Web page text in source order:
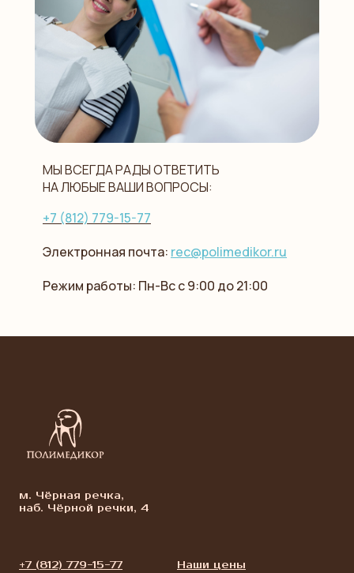
МЫ ВСЕГДА РАДЫ ОТВЕТИТЬ
НА ЛЮБЫЕ ВАШИ ВОПРОСЫ:
+7 (812) 779-15-77
Электронная почта: rec@polimedikor.ru
Режим работы: Пн-Вс с 9:00 до 21:00
м. Чёрная речка,
наб. Чёрной речки, 4
+7 (812) 779-15-77
Наши цены